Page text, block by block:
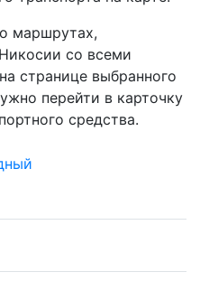
маршрутах,
со всеми
странице выбранного
перейти в карточку
средства.